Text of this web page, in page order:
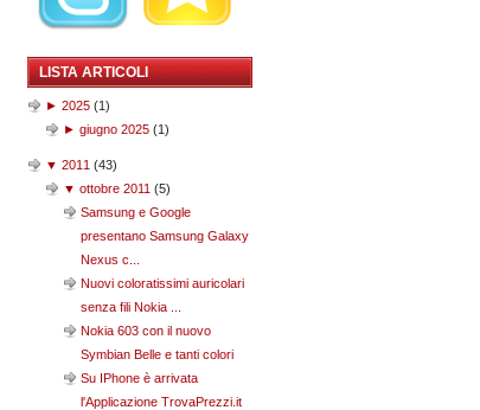
LISTA ARTICOLI
► 2025 (1)
► giugno 2025 (1)
▼ 2011 (43)
▼ ottobre 2011 (5)
Samsung e Google
presentano Samsung Galaxy
Nexus c...
Nuovi coloratissimi auricolari
senza fili Nokia ...
Nokia 603 con il nuovo
Symbian Belle e tanti colori
Su IPhone è arrivata
l'Applicazione TrovaPrezzi.it